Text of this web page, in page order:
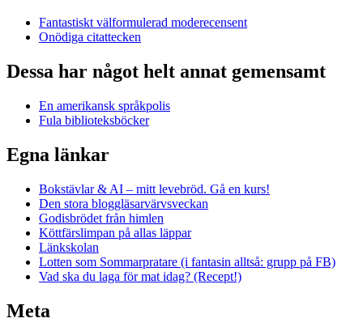
Fantastiskt välformulerad moderecensent
Onödiga citattecken
Dessa har något helt annat gemensamt
En amerikansk språkpolis
Fula biblioteksböcker
Egna länkar
Bokstävlar & AI – mitt levebröd. Gå en kurs!
Den stora bloggläsarvärvsveckan
Godisbrödet från himlen
Köttfärslimpan på allas läppar
Länkskolan
Lotten som Sommarpratare (i fantasin alltså: grupp på FB)
Vad ska du laga för mat idag? (Recept!)
Meta